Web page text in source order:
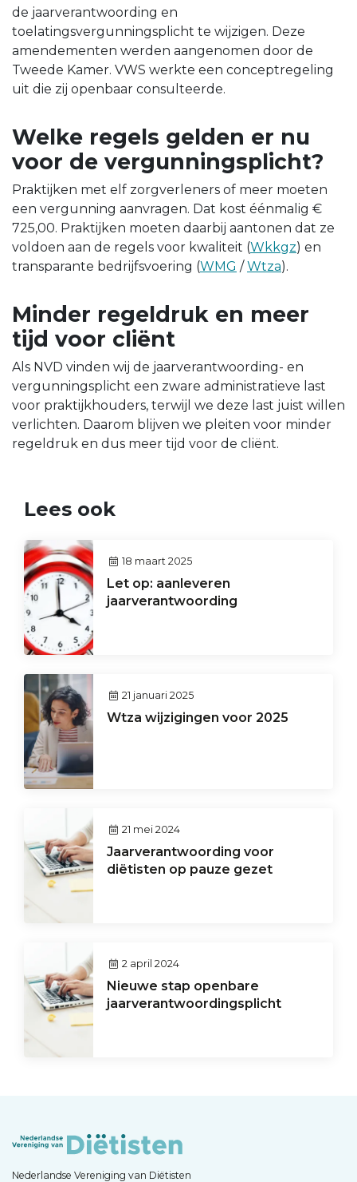
de jaarverantwoording en
toelatingsvergunningsplicht te wijzigen. Deze
amendementen werden aangenomen door de
Tweede Kamer. VWS werkte een conceptregeling
uit die zij openbaar consulteerde.
Welke regels gelden er nu
voor de vergunningsplicht?
Praktijken met elf zorgverleners of meer moeten
een vergunning aanvragen. Dat kost éénmalig €
725,00. Praktijken moeten daarbij aantonen dat ze
voldoen aan de regels voor kwaliteit (Wkkgz) en
transparante bedrijfsvoering (WMG / Wtza).
Minder regeldruk en meer
tijd voor cliënt
Als NVD vinden wij de jaarverantwoording- en
vergunningsplicht een zware administratieve last
voor praktijkhouders, terwijl we deze last juist willen
verlichten. Daarom blijven we pleiten voor minder
regeldruk en dus meer tijd voor de cliënt.
Lees ook
18 maart 2025
Let op: aanleveren
jaarverantwoording
21 januari 2025
Wtza wijzigingen voor 2025
21 mei 2024
Jaarverantwoording voor
diëtisten op pauze gezet
2 april 2024
Nieuwe stap openbare
jaarverantwoordingsplicht
Nederlandse Vereniging van Diëtisten